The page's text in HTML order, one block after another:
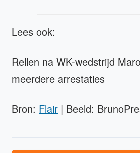
Lees ook:
Rellen na WK-wedstrijd
meerdere arrestaties
Bron: Flair | Beeld: